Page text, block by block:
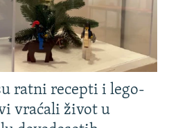
ratni recepti i lego-
vraćali život u